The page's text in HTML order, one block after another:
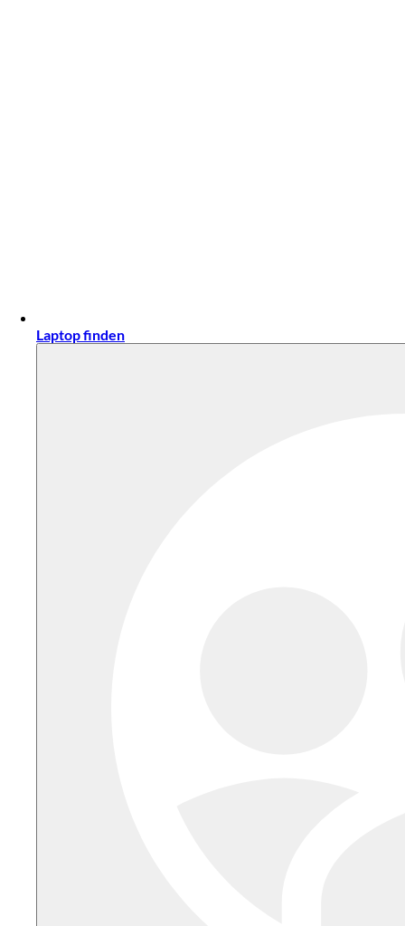
Laptop finden